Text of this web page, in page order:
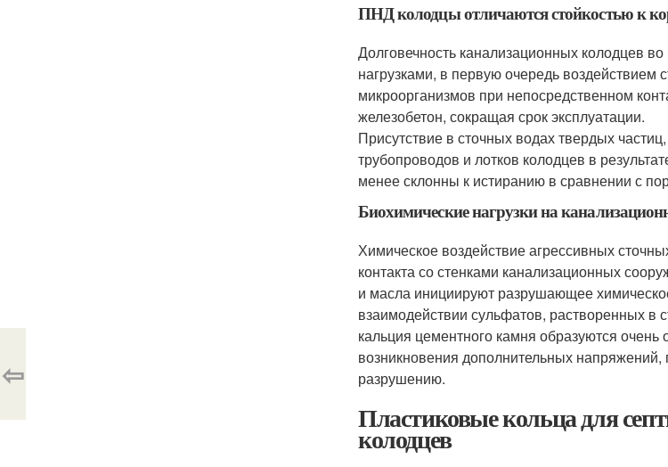
ПНД колодцы отличаются стойкостью к
Долговечность канализационных колодцев
нагрузками, в первую очередь воздействием
микроорганизмов при непосредственном
железобетон, сокращая срок эксплуатации.
Присутствие в сточных водах твердых
трубопроводов и лотков колодцев в
менее склонны к истиранию в сравнении с
Биохимические нагрузки на
Химическое воздействие агрессивных
контакта со стенками канализационных
и масла инициируют разрушающее
взаимодействии сульфатов, растворенных в
кальция цементного камня образуются
возникновения дополнительных
разрушению.
Пластиковые кольца для
колодцев
⇦